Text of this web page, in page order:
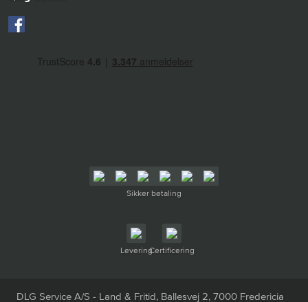
Sikker betaling
LeveringCertificering
DLG Service A/S - Land & Fritid, Ballesvej 2, 7000 Fredericia